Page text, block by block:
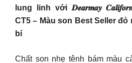
lung linh với 𝑫𝒆𝒂𝒓𝒎𝒂𝒚
CT5 – Màu son Best Seller
bí
Chất son nhẹ tênh bám màu